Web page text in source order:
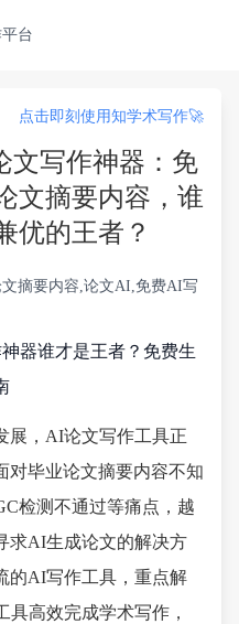
台
点击即刻使用知学术写作🚀
文写作神器：免
文摘要内容，谁
优的王者？
摘要内容,论文AI,免费AI写
器谁才是王者？免费生
展，AI论文写作工具正
对毕业论文摘要内容不知
检测不通过等痛点，越
求AI生成论文的解决方
的AI写作工具，重点解
高效完成学术写作，